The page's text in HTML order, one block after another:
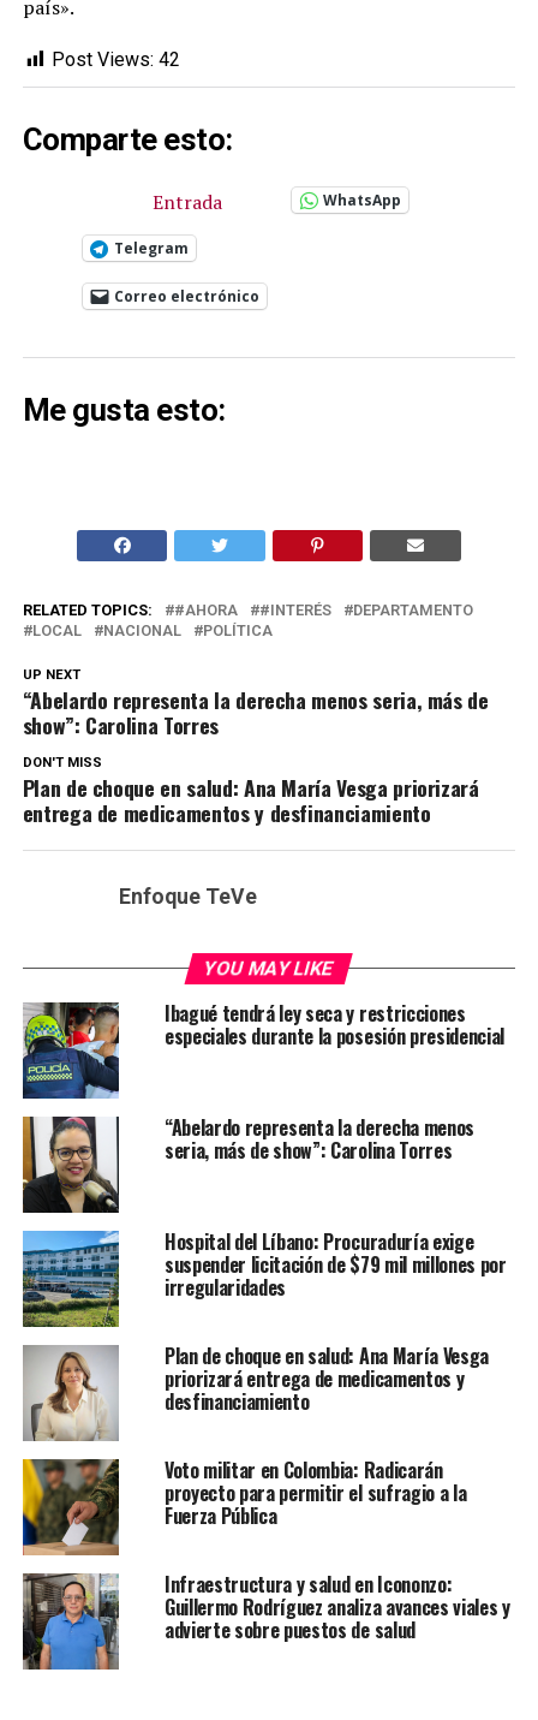
país».
Post Views: 42
Comparte esto:
Entrada WhatsApp
Telegram
Correo electrónico
Me gusta esto:
RELATED TOPICS: #AHORA #INTERÉS
DEPARTAMENTO
LOCAL
NACIONAL POLÍTICA
UP NEXT
“Abelardo representa la derecha menos seria, más de
show”: Carolina Torres
DON'T MISS
Plan de choque en salud: Ana María Vesga priorizará
entrega de medicamentos y desfinanciamiento
Enfoque TeVe
YOU MAY LIKE
Ibagué tendrá ley seca y restricciones
especiales durante la posesión presidencial
“Abelardo representa la derecha menos
seria, más de show”: Carolina Torres
Hospital del Líbano: Procuraduría exige
suspender licitación de $79 mil millones por
irregularidades
Plan de choque en salud: Ana María Vesga
priorizará entrega de medicamentos y
desfinanciamiento
Voto militar en Colombia: Radicarán
proyecto para permitir el sufragio a la
Fuerza Pública
Infraestructura y salud en Icononzo:
Guillermo Rodríguez analiza avances viales y
advierte sobre puestos de salud